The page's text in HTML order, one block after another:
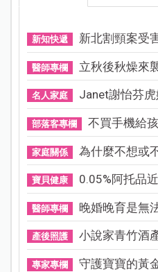
新知快遞 新北割頸案受
醫師專欄 立秋後秋燥來
名人家庭 Janet謝怡芬
部落客專欄 不買手機給
家庭關係 為什麼不想或
寶貝健康 0.05%阿托品
醫師專欄 晚婚晚育是無
產後照護 小說家青竹酒
專家專欄 守護寶寶的黃